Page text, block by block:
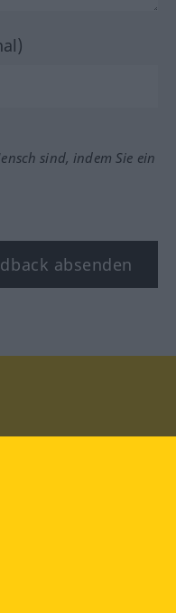
sind, indem Sie ein
absenden